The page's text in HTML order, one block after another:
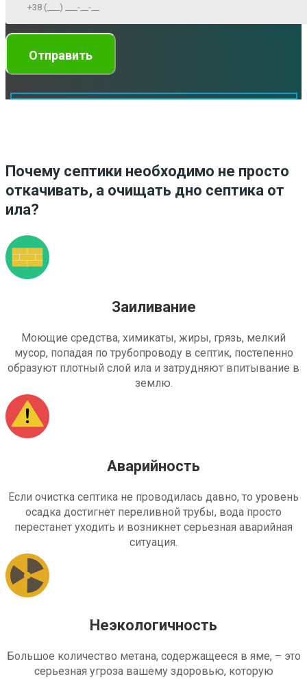
Почему септики необходимо не просто
откачивать, а очищать дно септика от
ила?
Заиливание
Моющие средства, химикаты, жиры, грязь, мелкий
мусор, попадая по трубопроводу в септик, постепенно
образуют плотный слой ила и затрудняют впитывание в
землю.
Аварийность
Если очистка септика не проводилась давно, то уровень
осадка достигнет переливной трубы, вода просто
перестанет уходить и возникнет серьезная аварийная
ситуация.
Неэкологичность
Большое количество метана, содержащееся в яме, – это
серьезная угроза вашему здоровью, которую